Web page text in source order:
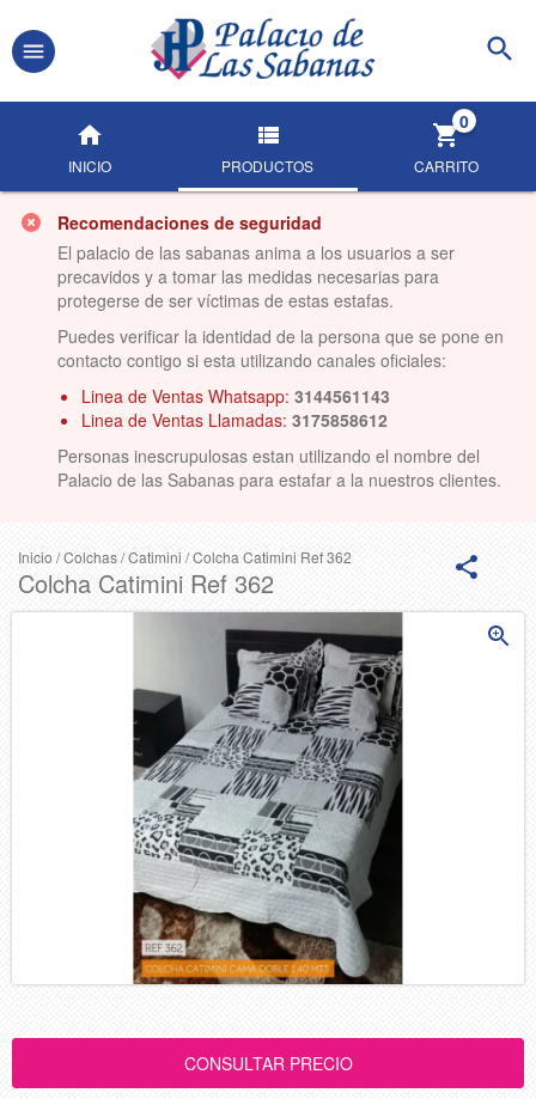
INICIO PRODUCTOS CARRITO
0
Recomendaciones de seguridad
El palacio de las sabanas anima a los usuarios a ser
precavidos y a tomar las medidas necesarias para
protegerse de ser víctimas de estas estafas.
Puedes verificar la identidad de la persona que se pone en
contacto contigo si esta utilizando canales oficiales:
Linea de Ventas Whatsapp: 3144561143
Linea de Ventas Llamadas: 3175858612
Personas inescrupulosas estan utilizando el nombre del
Palacio de las Sabanas para estafar a la nuestros clientes.
Inicio /Colchas/Catimini /Colcha Catimini Ref 362
Colcha Catimini Ref 362